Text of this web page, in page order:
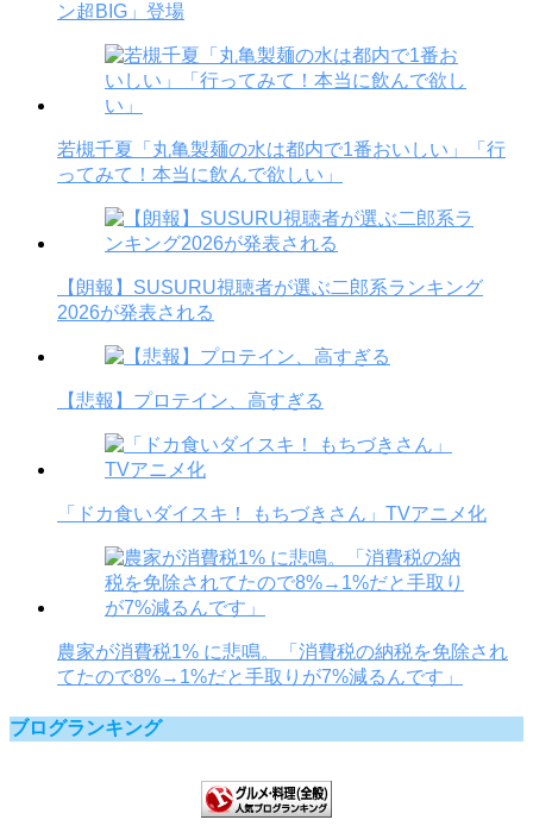
ン超BIG」登場
若槻千夏「丸亀製麺の水は都内で1番おいしい」「行
ってみて！本当に飲んで欲しい」
【朗報】SUSURU視聴者が選ぶ二郎系ランキング
2026が発表される
【悲報】プロテイン、高すぎる
「ドカ食いダイスキ！ もちづきさん」TVアニメ化
農家が消費税1% に悲鳴。「消費税の納税を免除され
てたので8%→1%だと手取りが7%減るんです」
ブログランキング